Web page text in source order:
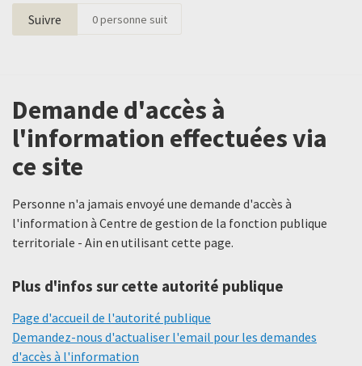
Suivre 0personne suit
Demande d'accès à
l'information effectuées via
ce site
Personne n'a jamais envoyé une demande d'accès à
l'information à Centre de gestion de la fonction publique
territoriale - Ain en utilisant cette page.
Plus d'infos sur cette autorité publique
Page d'accueil de l'autorité publique
Demandez-nous d'actualiser l'email pour les demandes
d'accès à l'information